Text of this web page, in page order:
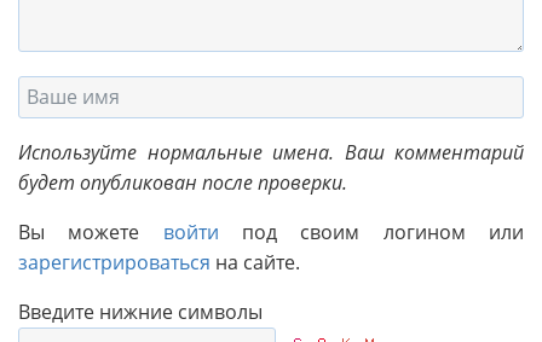
Используйте нормальные имена. Ваш комментарий
будет опубликован после проверки.
Вы можете войти под своим логином или
зарегистрироваться на сайте.
Введите нижние символы